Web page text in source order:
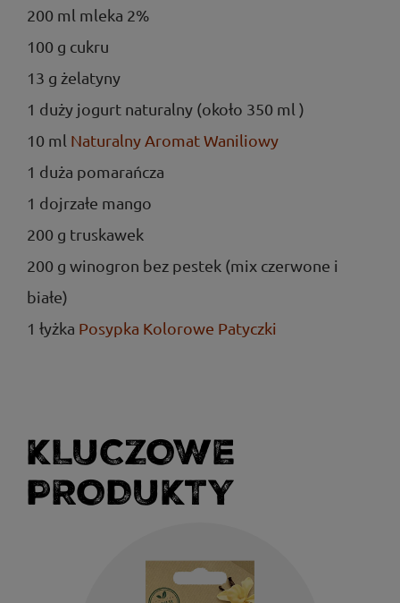
200 ml mleka 2%
100 g cukru
13 g żelatyny
1 duży jogurt naturalny (około 350 ml )
10 ml Naturalny Aromat Waniliowy
1 duża pomarańcza
1 dojrzałe mango
200 g truskawek
200 g winogron bez pestek (mix czerwone i
białe)
1 łyżka Posypka Kolorowe Patyczki
KLUCZOWE
PRODUKTY